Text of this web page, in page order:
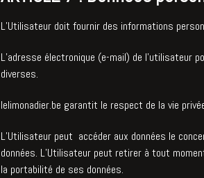
L’Utilisateur doit fournir des informations
L’adresse électronique (e-mail) de l’utilisateur
diverses.
lelimonadier.be garantit le respect de la vie
L’Utilisateur peut accéder aux données le
données. L’Utilisateur peut retirer à tout
la portabilité de ses données.